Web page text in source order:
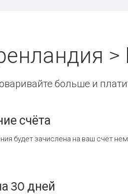
больше и
счёта
будет зачислена на ваш счёт
30 дней